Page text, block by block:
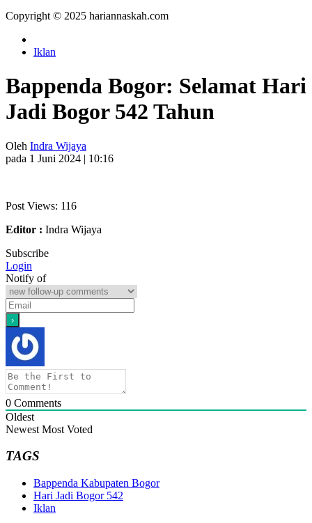
Copyright © 2025 hariannaskah.com
Iklan
Bappenda Bogor: Selamat Hari
Jadi Bogor 542 Tahun
Oleh Indra Wijaya
pada 1 Juni 2024 | 10:16
Post Views: 116
Editor : Indra Wijaya
Subscribe
Login
Notify of
0 Comments
Oldest
Newest Most Voted
TAGS
Bappenda Kabupaten Bogor
Hari Jadi Bogor 542
Iklan